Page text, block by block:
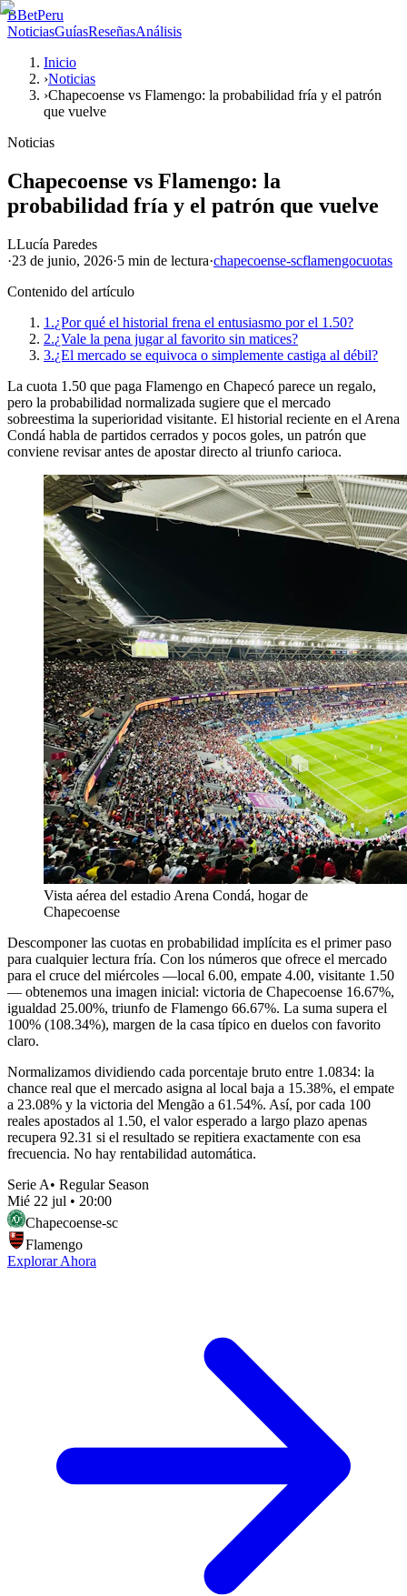
BBetPeru
NoticiasGuíasReseñasAnálisis
Inicio
›Noticias
›Chapecoense vs Flamengo: la probabilidad fría y el patrón
que vuelve
Noticias
Chapecoense vs Flamengo: la
probabilidad fría y el patrón que vuelve
LLucía Paredes
·23 de junio, 2026·5 min de lectura·chapecoense-scflamengocuotas
Contenido del artículo
1.¿Por qué el historial frena el entusiasmo por el 1.50?
2.¿Vale la pena jugar al favorito sin matices?
3.¿El mercado se equivoca o simplemente castiga al débil?
La cuota 1.50 que paga Flamengo en Chapecó parece un regalo,
pero la probabilidad normalizada sugiere que el mercado
sobreestima la superioridad visitante. El historial reciente en el Arena
Condá habla de partidos cerrados y pocos goles, un patrón que
conviene revisar antes de apostar directo al triunfo carioca.
Vista aérea del estadio Arena Condá, hogar de
Chapecoense
Descomponer las cuotas en probabilidad implícita es el primer paso
para cualquier lectura fría. Con los números que ofrece el mercado
para el cruce del miércoles —local 6.00, empate 4.00, visitante 1.50
— obtenemos una imagen inicial: victoria de Chapecoense 16.67%,
igualdad 25.00%, triunfo de Flamengo 66.67%. La suma supera el
100% (108.34%), margen de la casa típico en duelos con favorito
claro.
Normalizamos dividiendo cada porcentaje bruto entre 1.0834: la
chance real que el mercado asigna al local baja a 15.38%, el empate
a 23.08% y la victoria del Mengão a 61.54%. Así, por cada 100
reales apostados al 1.50, el valor esperado a largo plazo apenas
recupera 92.31 si el resultado se repitiera exactamente con esa
frecuencia. No hay rentabilidad automática.
Serie A• Regular Season
Mié 22 jul • 20:00
Chapecoense-sc
Flamengo
Explorar Ahora